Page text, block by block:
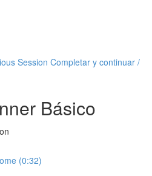
Session Completar y continuar /
Básico
(0:32)